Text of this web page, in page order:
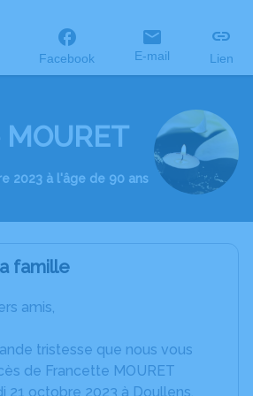
Facebook E-mail Lien
2023 à l'âge de 90 ans
famille
amis,
tristesse que nous vous
de Francette MOURET
21 octobre 2023 à Doullens.